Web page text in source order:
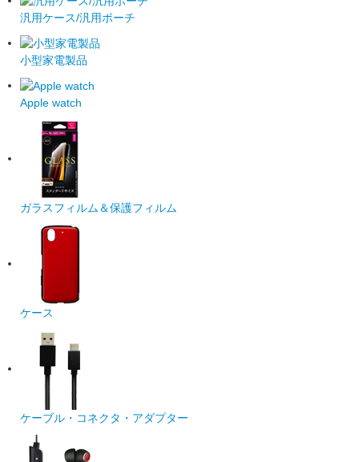
汎用ケース/汎用ポーチ
小型家電製品
Apple watch
ガラスフィルム＆保護フィルム
ケース
ケーブル・コネクタ・アダプター